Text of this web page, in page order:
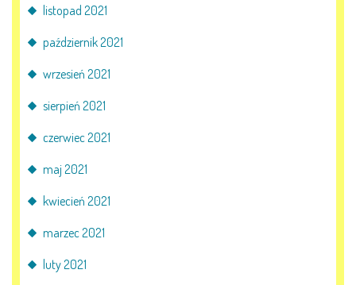
listopad 2021
październik 2021
wrzesień 2021
sierpień 2021
czerwiec 2021
maj 2021
kwiecień 2021
marzec 2021
luty 2021